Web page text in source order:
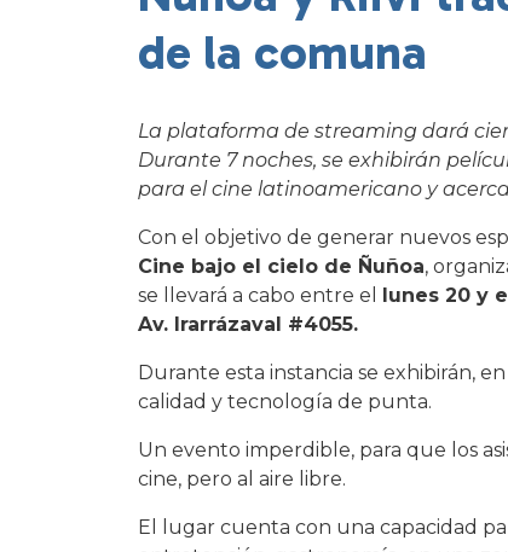
de la comuna
La plataforma de streaming dará
Durante 7 noches, se exhibirán
para el cine latinoamericano y
Con el objetivo de generar nuevos
Cine bajo el cielo de Ñuñoa,
se llevará a cabo entre el lunes 20 y
Av. Irarrázaval #4055.
Durante esta instancia se exhibirán,
calidad y tecnología de punta.
Un evento imperdible, para que los
cine, pero al aire libre.
El lugar cuenta con una capacidad